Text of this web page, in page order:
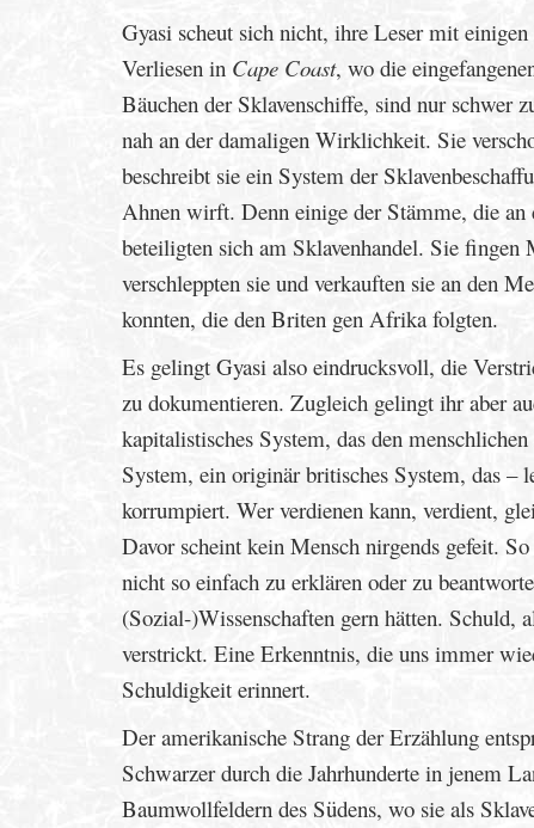
Gyasi scheut sich nicht, ihre Leser mit
Verliesen in Cape Coast, wo die
Bäuchen der Sklavenschiffe, sind nur schwer
nah an der damaligen Wirklichkeit. Sie
beschreibt sie ein System der
Ahnen wirft. Denn einige der Stämme, die
beteiligten sich am Sklavenhandel. Sie
verschleppten sie und verkauften sie an den
konnten, die den Briten gen Afrika folgten.
Es gelingt Gyasi also eindrucksvoll, die
zu dokumentieren. Zugleich gelingt ihr aber
kapitalistisches System, das den
System, ein originär britisches System, das
korrumpiert. Wer verdienen kann, verdient,
Davor scheint kein Mensch nirgends gefeit.
nicht so einfach zu erklären oder zu
(Sozial-)Wissenschaften gern hätten. Schuld,
verstrickt. Eine Erkenntnis, die uns immer
Schuldigkeit erinnert.
Der amerikanische Strang der Erzählung
Schwarzer durch die Jahrhunderte in jenem
Baumwollfeldern des Südens, wo sie als